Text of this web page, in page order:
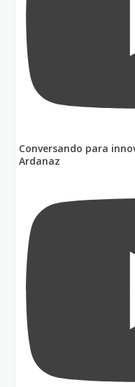
Conversando para
Ardanaz